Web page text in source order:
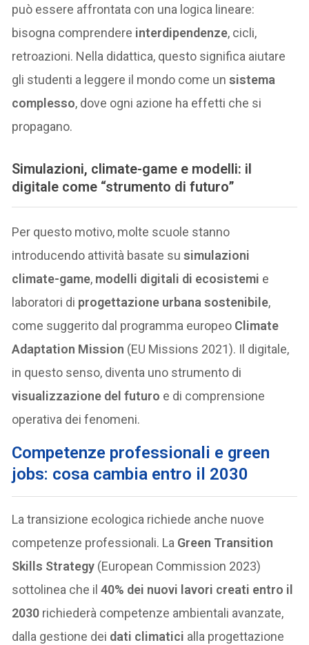
può essere affrontata con una logica lineare:
bisogna comprendere interdipendenze, cicli,
retroazioni. Nella didattica, questo significa aiutare
gli studenti a leggere il mondo come unsistema
complesso, dove ogni azione ha effetti che si
propagano.
Simulazioni, climate-game e modelli: il
digitale come “strumento di futuro”
Per questo motivo, molte scuole stanno
introducendo attività basate susimulazioni
climate-game, modelli digitali di ecosistemi e
laboratori di progettazione urbana sostenibile,
come suggerito dal programma europeo Climate
Adaptation Mission (EU Missions 2021). Il digitale,
in questo senso, diventa uno strumento di
visualizzazione del futuro e di comprensione
operativa dei fenomeni.
Competenze professionali e green
jobs: cosa cambia entro il 2030
La transizione ecologica richiede anche nuove
competenze professionali. La Green Transition
Skills Strategy (European Commission 2023)
sottolinea che il40% dei nuovi lavori creati entro il
2030 richiederà competenze ambientali avanzate,
dalla gestione dei dati climatici alla progettazione